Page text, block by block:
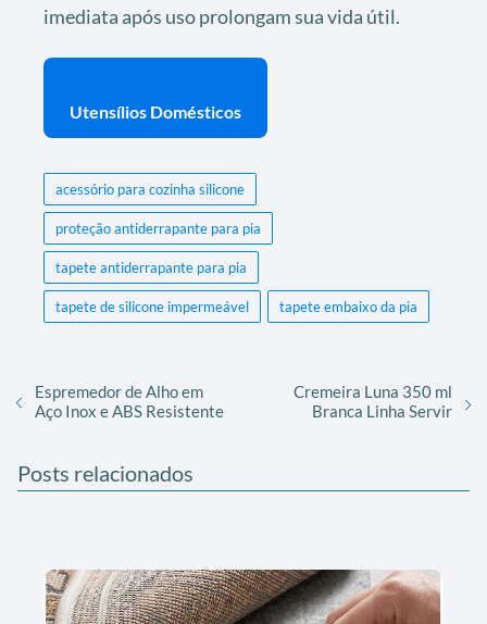
imediata após uso prolongam sua vida útil.
Utensílios Domésticos
acessório para cozinha silicone
proteção antiderrapante para pia
tapete antiderrapante para pia
tapete de silicone impermeável tapete embaixo da pia
Espremedor de Alho em
Aço Inox e ABS Resistente
Cremeira Luna 350 ml
Branca Linha Servir
Posts relacionados